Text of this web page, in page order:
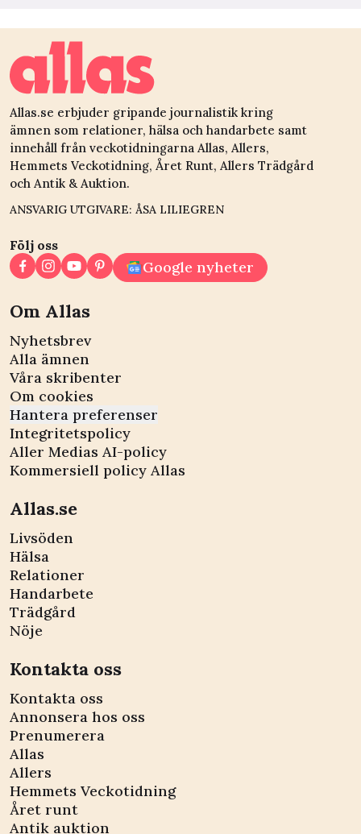
Allas.se erbjuder gripande journalistik kring
ämnen som relationer, hälsa och handarbete samt
innehåll från veckotidningarna Allas, Allers,
Hemmets Veckotidning, Året Runt, Allers Trädgård
och Antik & Auktion.
ANSVARIG UTGIVARE: ÅSA LILIEGREN
Följ oss
Google nyheter
Om Allas
Nyhetsbrev
Alla ämnen
Våra skribenter
Om cookies
Hantera preferenser
Integritetspolicy
Aller Medias AI-policy
Kommersiell policy Allas
Allas.se
Livsöden
Hälsa
Relationer
Handarbete
Trädgård
Nöje
Kontakta oss
Kontakta oss
Annonsera hos oss
Prenumerera
Allas
Allers
Hemmets Veckotidning
Året runt
Antik auktion